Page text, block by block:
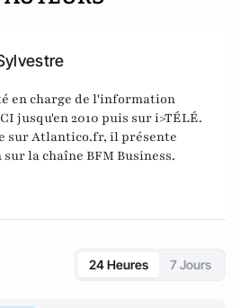
en charge de l'information
jusqu'en 2010 puis sur i>TÉLÉ.
sur Atlantico.fr, il présente
la chaîne BFM Business.
24 Heures 7 Jours